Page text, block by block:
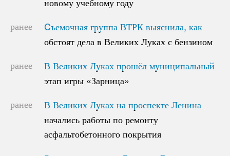
ранее
Cъемочная группа ВТРК выяснила, как
обстоят дела в Великих Луках с бензином
Cъемочная группа ВТРК выяснила, как
обстоят дела в Великих Луках с бензином
ранее
В Великих Луках прошёл муниципальный
этап игры «Зарница»
В Великих Луках прошёл муниципальный
этап игры «Зарница»
ранее
В Великих Луках на проспекте Ленина
начались работы по ремонту
асфальтобетонного покрытия
В Великих Луках на проспекте Ленина
начались работы по ремонту
асфальтобетонного покрытия